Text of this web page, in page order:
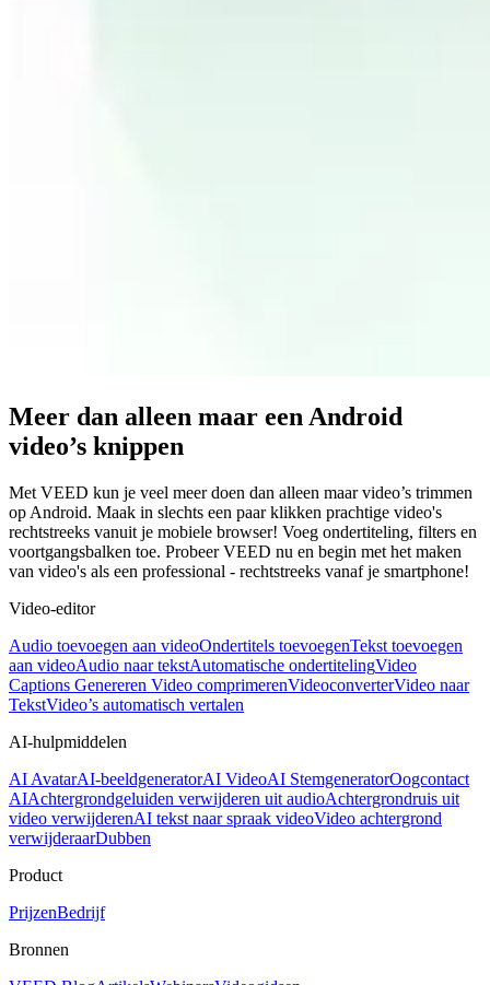
Meer dan alleen maar een Android
video’s knippen
Met VEED kun je veel meer doen dan alleen maar video’s trimmen
op Android. Maak in slechts een paar klikken prachtige video's
rechtstreeks vanuit je mobiele browser! Voeg ondertiteling, filters en
voortgangsbalken toe. Probeer VEED nu en begin met het maken
van video's als een professional - rechtstreeks vanaf je smartphone!
Video-editor
Audio toevoegen aan videoOndertitels toevoegenTekst toevoegen
aan videoAudio naar tekstAutomatische ondertitelingVideo
Captions Genereren Video comprimerenVideoconverterVideo naar
TekstVideo’s automatisch vertalen
AI-hulpmiddelen
AI AvatarAI-beeldgeneratorAI VideoAI StemgeneratorOogcontact
AIAchtergrondgeluiden verwijderen uit audioAchtergrondruis uit
video verwijderenAI tekst naar spraak videoVideo achtergrond
verwijderaarDubben
Product
PrijzenBedrijf
Bronnen